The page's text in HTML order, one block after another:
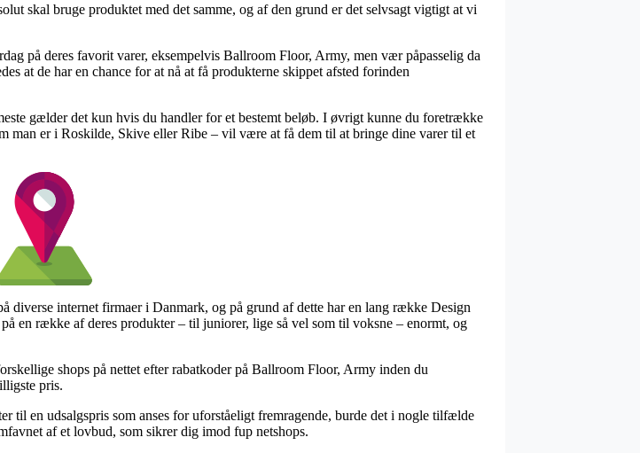
skal bruge produktet med det samme, og af den grund er det selvsagt vigtigt at vi
på deres favorit varer, eksempelvis Ballroom Floor, Army, men vær påpasselig da
at de har en chance for at nå at få produkterne skippet afsted forinden
gælder det kun hvis du handler for et bestemt beløb. I øvrigt kunne du foretrække
er i Roskilde, Skive eller Ribe – vil være at få dem til at bringe dine varer til et
diverse internet firmaer i Danmark, og på grund af dette har en lang række Design
en række af deres produkter – til juniorer, lige så vel som til voksne – enormt, og
shops på nettet efter rabatkoder på Ballroom Floor, Army inden du
pris.
til en udsalgspris som anses for uforståeligt fremragende, burde det i nogle tilfælde
af et lovbud, som sikrer dig imod fup netshops.